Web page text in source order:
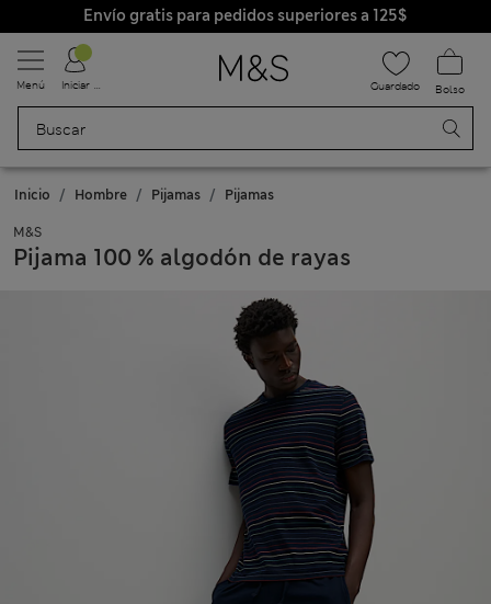
Envío gratis para pedidos superiores a 125$
Menú Iniciar sesión Guardado Bolso
Inicio Hombre Pijamas Pijamas
M&S
Pijama 100 % algodón de rayas